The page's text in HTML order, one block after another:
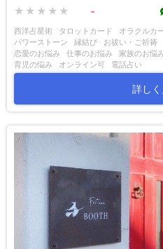
-
西洋占星術 タロットカード オラクルカ
パワーストーン
縁結び お祓い・ご祈祷
恋愛のお悩み
仕事のお悩み 家族のお悩
育児の悩み
オンライン可 電話占い
詳し